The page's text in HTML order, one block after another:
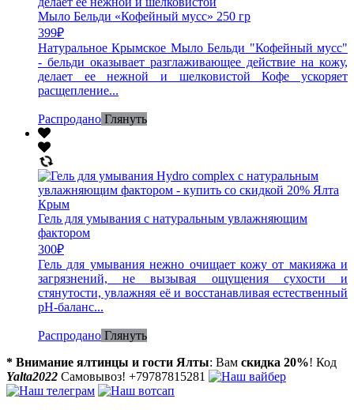
Мыло Бельди «Кофейный мусс» 250 гр
399₽
Натуральное Крымское Мыло Бельди "Кофейный мусс"
- бельди оказывает разглаживающее действие на кожу,
делает ее нежной и шелковистой Кофе ускоряет
расщепление...
Распродано Глянуть
Гель для умывания c натуральным увлажняющим
фактором
300₽
Гель для умывания нежно очищает кожу от макияжа и
загрязнений, не вызывая ощущения сухости и
стянутости, увлажняя её и восстанавливая естественный
pH-баланс...
Распродано Глянуть
* Внимание ялтинцы и гости Ялты: Вам скидка 20%! Код
Yalta2022 Самовывоз! +79787815281